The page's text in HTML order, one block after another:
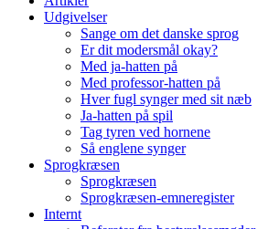
Udgivelser
Sange om det danske sprog
Er dit modersmål okay?
Med ja-hatten på
Med professor-hatten på
Hver fugl synger med sit næb
Ja-hatten på spil
Tag tyren ved hornene
Så englene synger
Sprogkræsen
Sprogkræsen
Sprogkræsen-emneregister
Internt